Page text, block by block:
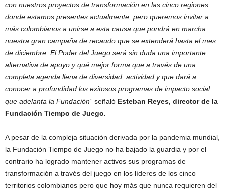
con nuestros proyectos de transformación en las cinco regiones
donde estamos presentes actualmente, pero queremos invitar a
más colombianos a unirse a esta causa que pondrá en marcha
nuestra gran campaña de recaudo que se extenderá hasta el mes
de diciembre. El Poder del Juego será sin duda una importante
alternativa de apoyo y qué mejor forma que a través de una
completa agenda llena de diversidad, actividad y que dará a
conocer a profundidad los exitosos programas de impacto social
que adelanta la Fundación” señaló Esteban Reyes, director de la
Fundación Tiempo de Juego.
A pesar de la compleja situación derivada por la pandemia mundial,
la Fundación Tiempo de Juego no ha bajado la guardia y por el
contrario ha logrado mantener activos sus programas de
transformación a través del juego en los líderes de los cinco
territorios colombianos pero que hoy más que nunca requieren del